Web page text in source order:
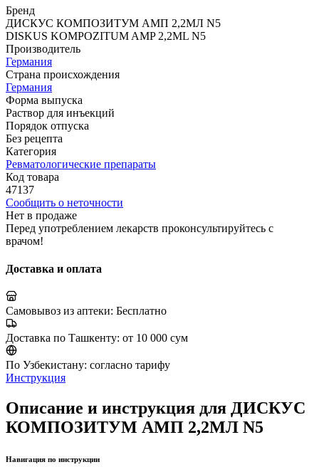
Бренд
ДИСКУС КОМПОЗИТУМ АМП 2,2МЛ N5
DISKUS KOMPOZITUM AMP 2,2ML N5
Производитель
Германия
Страна происхождения
Германия
Форма выпуска
Раствор для инъекций
Порядок отпуска
Без рецепта
Категория
Ревматологические препараты
Код товара
47137
Сообщить о неточности
Нет в продаже
Перед употреблением лекарств проконсультируйтесь с
врачом!
Доставка и оплата
Самовывоз из аптеки: Бесплатно
Доставка по Ташкенту: от 10 000 сум
По Узбекистану: согласно тарифу
Инструкция
Описание и инструкция для ДИСКУС
КОМПОЗИТУМ АМП 2,2МЛ N5
Навигация по инструкции